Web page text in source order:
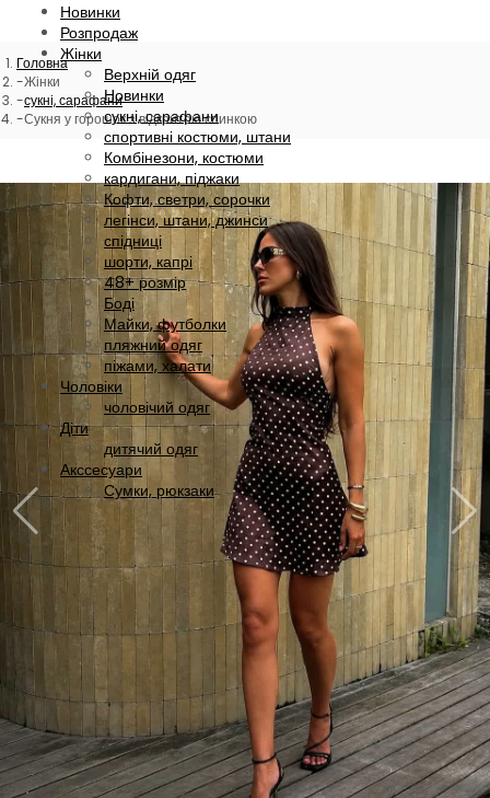
Новинки
Розпродаж
Жінки
Верхній одяг
Новинки
сукні, сарафани
спортивні костюми, штани
Комбінезони, костюми
кардигани, піджаки
Кофти, светри, сорочки
легінси, штани, джинси
спідниці
шорти, капрі
48+ розмір
Боді
Майки, футболки
пляжний одяг
піжами, халати
Чоловіки
чоловічий одяг
Діти
дитячий одяг
Акссесуари
Сумки, рюкзаки
Головна
Жінки
сукні, сарафани
Сукня у горошок з відкритою спинкою